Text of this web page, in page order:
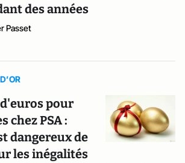
des années
Passet
pour
chez PSA :
dangereux de
les inégalités